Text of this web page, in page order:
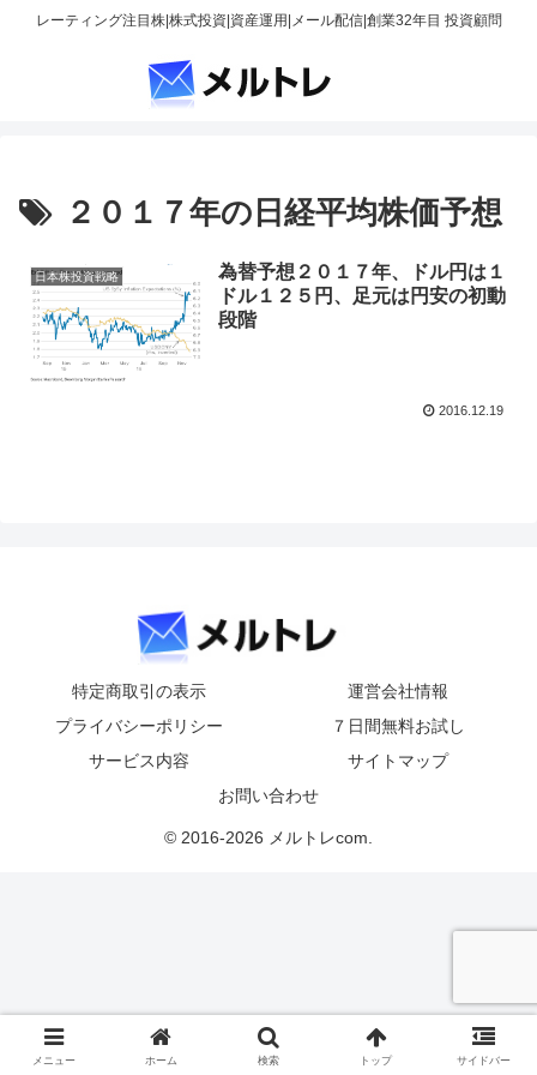
レーティング注目株|株式投資|資産運用|メール配信|創業32年目 投資顧問
２０１７年の日経平均株価予想
日本株投資戦略
為替予想２０１７年、ドル円は１
ドル１２５円、足元は円安の初動
段階
2016.12.19
特定商取引の表示
運営会社情報
プライバシーポリシー
７日間無料お試し
サービス内容
サイトマップ
お問い合わせ
© 2016-2026 メルトレcom.
メニュー ホーム 検索 トップ サイドバー